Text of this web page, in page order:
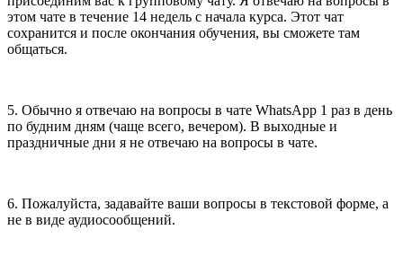
этом чате в течение 14 недель с начала курса. Этот чат
сохранится и после окончания обучения, вы сможете там
общаться.
5. Обычно я отвечаю на вопросы в чате WhatsApp 1 раз в день
по будним дням (чаще всего, вечером). В выходные и
праздничные дни я не отвечаю на вопросы в чате.
6. Пожалуйста, задавайте ваши вопросы в текстовой форме, а
не в виде аудиосообщений.